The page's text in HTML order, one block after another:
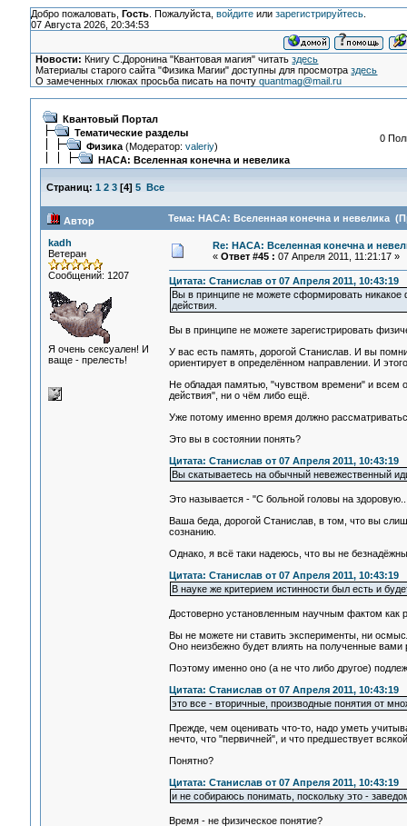
Добро пожаловать, Гость. Пожалуйста, войдитеили зарегистрируйтесь.
07 Августа 2026, 20:34:53
Новости: Книгу С.Доронина "Квантовая магия" читатьздесь
Материалы старого сайта "Физика Магии" доступны для просмотраздесь
О замеченных глюках просьба писать на почтуquantmag@mail.ru
Квантовый Портал
Тематические разделы
Физика(Модератор: valeriy)
НАСА: Вселенная конечна и невелика
0
Страниц: 1 2 3[4] 5 Все
Автор Тема: НАСА: Вселенная конечна и невелика
kadh
Ветеран
Сообщений: 1207
Я очень сексуален! И
ваще - прелесть!
Re: НАСА: Вселенная конечна и
« Ответ #45 : 07 Апреля 2011, 11:21:17 »
Цитата: Станислав от 07 Апреля 2011, 10:43:19
Вы в принципе не можете сформировать никакое
действия.
Вы в принципе не можете зарегистрировать
У вас есть память, дорогой Станислав. И вы
ориентирует в определённом направлении. И
Не обладая памятью, "чувством времени" и всем
действия", ни о чём либо ещё.
Уже потому именно время должно
Это вы в состоянии понять?
Цитата: Станислав от 07 Апреля 2011, 10:43:19
Вы скатываетесь на обычный невежественный
Это называется - "С больной головы на
Ваша беда, дорогой Станислав, в том, что вы
сознанию.
Однако, я всё таки надеюсь, что вы не
Цитата: Станислав от 07 Апреля 2011, 10:43:19
В науке же критерием истинности был есть и
Достоверно установленным научным фактом как
Вы не можете ни ставить эксперименты, ни
Оно неизбежно будет влиять на полученные вами
Поэтому именно оно (а не что либо другое)
Цитата: Станислав от 07 Апреля 2011, 10:43:19
это все - вторичные, производные понятия от
Прежде, чем оценивать что-то, надо уметь
нечто, что "первичней", и что предшествует
Понятно?
Цитата: Станислав от 07 Апреля 2011, 10:43:19
и не собираюсь понимать, поскольку это -
Время - не физическое понятие?